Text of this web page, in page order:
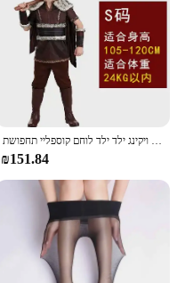
ליל כל הקדושים של הילדים שלב מופע מפגש ילד ויקינג ילד ילד לוחם קוספליי תחפושת
₪151.84